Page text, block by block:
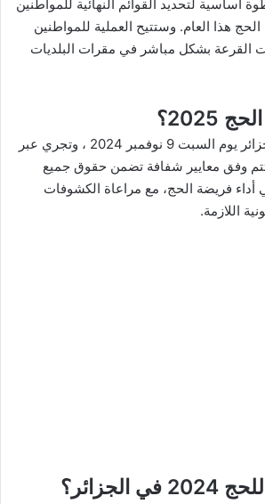
أساسية لتحديد القوائم النهائية للمواطنين
هذا العام. وستتيح العملية للمواطنين
القرعة بشكل مباشر في مقرات البلديات
تبدأ قرعة الحج في الجزائر يوم السبت 9 نوفمبر 2024 ، وتجري عبر
وفق معايير شفافة تضمن حقوق جميع
أداء فريضة الحج، مع مراعاة الكشوفات
اللازمة.